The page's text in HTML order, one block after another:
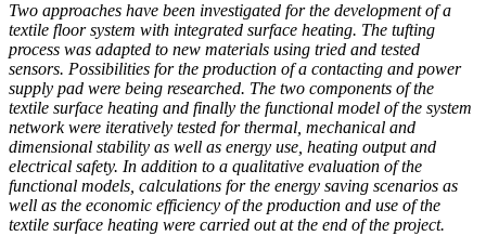
Two approaches have been investigated for the development of a
textile floor system with integrated surface heating. The tufting
process was adapted to new materials using tried and tested
sensors. Possibilities for the production of a contacting and power
supply pad were being researched. The two components of the
textile surface heating and finally the functional model of the system
network were iteratively tested for thermal, mechanical and
dimensional stability as well as energy use, heating output and
electrical safety. In addition to a qualitative evaluation of the
functional models, calculations for the energy saving scenarios as
well as the economic efficiency of the production and use of the
textile surface heating were carried out at the end of the project.